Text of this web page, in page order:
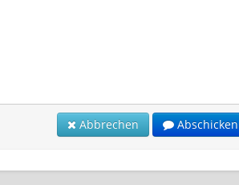
Abbrechen Abschicken